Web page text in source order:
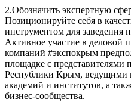
2.Обозначить экспертную
Позиционируйте себя в
инструментом для заведения
Активное участие в деловой
компаний #экспокрым
площадке с представителями
Республики Крым, ведущими
академий и институтов, а
бизнес-сообщества.